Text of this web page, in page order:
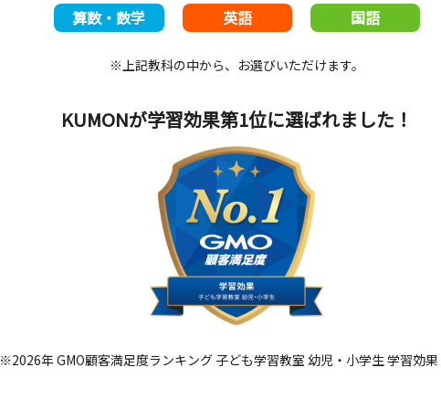
算数・数学 英語 国語
※上記教科の中から、お選びいただけます。
KUMONが学習効果第1位に選ばれました！
※2026年 GMO顧客満足度ランキング 子ども学習教室 幼児・小学生 学習効